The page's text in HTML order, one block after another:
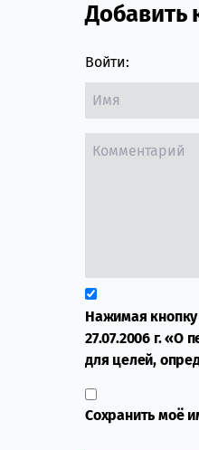
Добавить
Войти:
Нажимая
27.07.2006 г. «О
для целей,
Сохранить моё